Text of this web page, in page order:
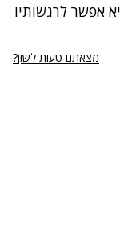
אפשר לרגשותיו
מצאתם טעות לשון?